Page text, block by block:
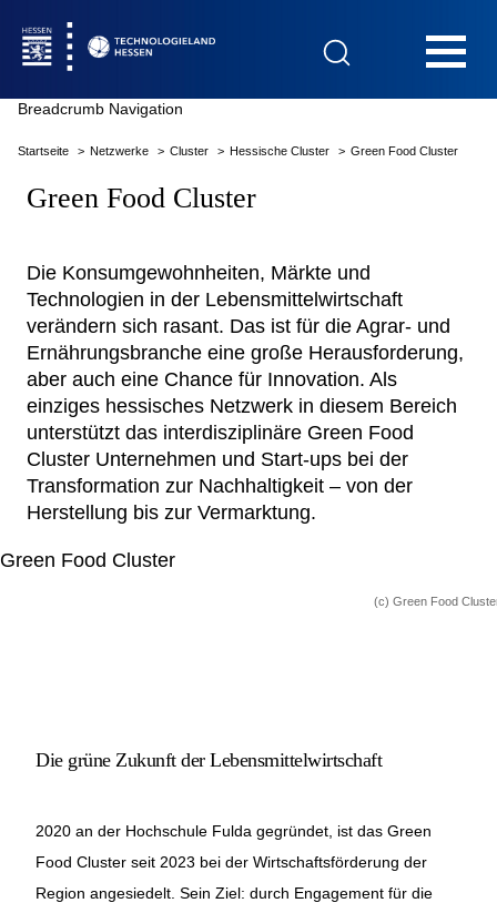
Das Technologieland
Innovationsfelder
Beratung & Förderung
Netzwerke
Breadcrumb Navigation
Startseite Netzwerke Cluster Hessische Cluster Green Food Cluster
Green Food Cluster
Die Konsumgewohnheiten, Märkte und
Technologien in der Lebensmittelwirtschaft
verändern sich rasant. Das ist für die Agrar- und
Ernährungsbranche eine große Herausforderung,
aber auch eine Chance für Innovation. Als
einziges hessisches Netzwerk in diesem Bereich
unterstützt das interdisziplinäre Green Food
Cluster Unternehmen und Start-ups bei der
Transformation zur Nachhaltigkeit – von der
Herstellung bis zur Vermarktung.
(c) Green Food
Die grüne Zukunft der Lebensmittelwirtschaft
2020 an der Hochschule Fulda gegründet, ist das Green
Food Cluster seit 2023 bei der Wirtschaftsförderung der
Region angesiedelt. Sein Ziel: durch Engagement für die